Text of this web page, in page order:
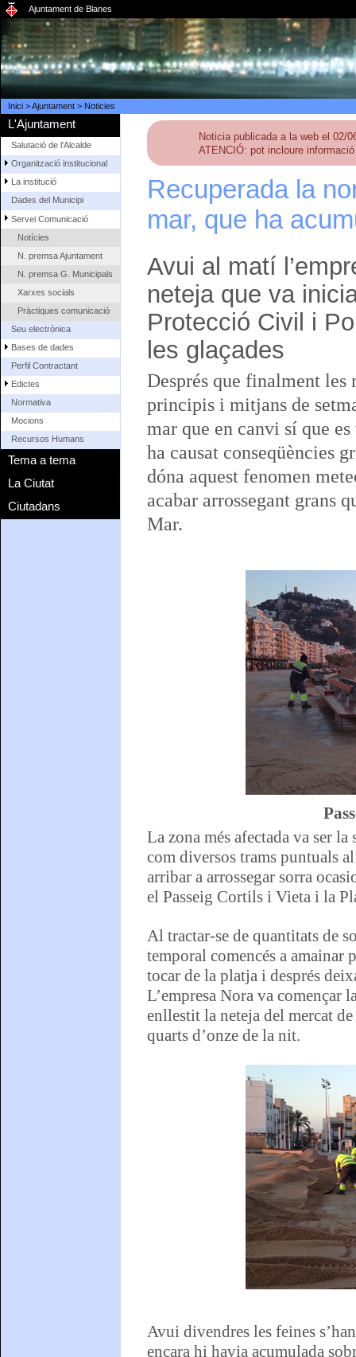
Ajuntament de Blanes
Inici>Ajuntament> Noticies
L'Ajuntament
Salutació de l'Alcalde
Organització institucional
La institució
Dades del Municipi
Servei Comunicació
Notícies
N. premsa Ajuntament
N. premsa G. Municipals
Xarxes socials
Pràctiques comunicació
Seu electrònica
Bases de dades
Perfil Contractant
Edictes
Normativa
Mocions
Recursos Humans
Tema a tema
La Ciutat
Ciutadans
Noticia publicada a la web el 02/
ATENCIÓ: pot incloure
Recuperada la
mar, que ha
Avui al matí
neteja que va
Protecció Civil i
les glaçades
Després que finalment les
principis i mitjans de
mar que en canvi sí que
ha causat conseqüències
dóna aquest fenomen
acabar arrossegant grans
Mar.
La zona més afectada va ser
com diversos trams puntuals
arribar a arrossegar sorra
el Passeig Cortils i Vieta i la
Al tractar-se de quantitats de
temporal comencés a amainar
tocar de la platja i després
L’empresa Nora va començar
enllestit la neteja del mercat
quarts d’onze de la nit.
Avui divendres les feines
encara hi havia acumulada